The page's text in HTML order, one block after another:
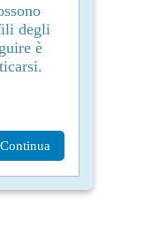
degli
è
Continua